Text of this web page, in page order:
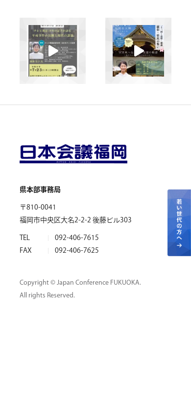
県本部事務局
〒810-0041
福岡市中央区大名2-2-2 後藤ビル303
TEL
092-406-7615
FAX
092-406-7625
Copyright © Japan Conference FUKUOKA.
All rights Reserved.